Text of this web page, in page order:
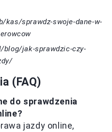
kas/sprawdz-swoje-dane-w-
jak-sprawdzic-czy-
(FAQ)
do sprawdzenia
jazdy online,